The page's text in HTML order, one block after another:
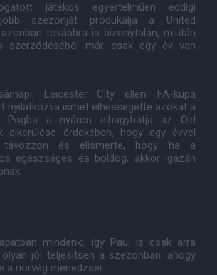
játékos egyértelműen eddigi
szezonját produkálja a United
továbbra is bizonytalan, miután
szerződéséből már csak egy év van
Leicester City elleni FA-kupa
nyilatkozva ismét elhessegette azokat a
Pogba a nyáron elhagyhatja az Old
elkerülése érdekében, hogy egy évvel
távozzon és elismerte, hogy ha a
egészséges és boldog, akkor igazán
mindenki, így Paul is csak arra
jól teljesítsen a szezonban, ahogy
a norvég menedzser.